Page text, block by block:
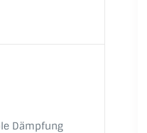
Dämpfung